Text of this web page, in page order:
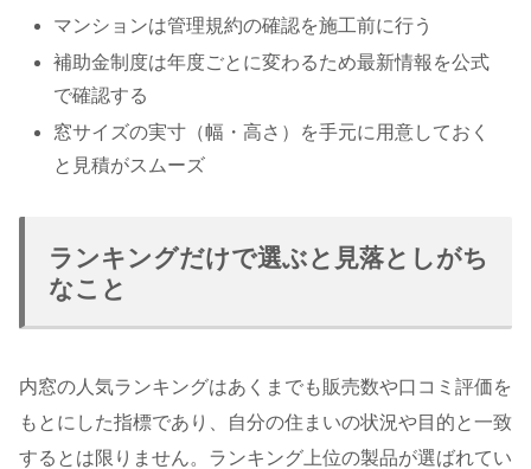
マンションは管理規約の確認を施工前に行う
補助金制度は年度ごとに変わるため最新情報を公式
で確認する
窓サイズの実寸（幅・高さ）を手元に用意しておく
と見積がスムーズ
ランキングだけで選ぶと見落としがち
なこと
内窓の人気ランキングはあくまでも販売数や口コミ評価を
もとにした指標であり、自分の住まいの状況や目的と一致
するとは限りません。ランキング上位の製品が選ばれてい